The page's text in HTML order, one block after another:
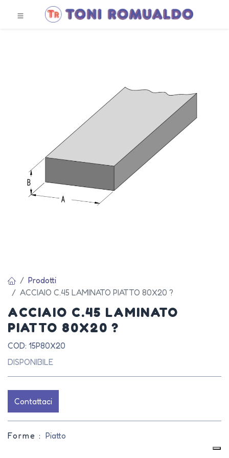
Prodotti
ACCIAIO C.45 LAMINATO PIATTO 80X20 ?
ACCIAIO C.45 LAMINATO
PIATTO 80X20 ?
COD: 15P80X20
DISPONIBILE
Contattaci
Forme : Piatto